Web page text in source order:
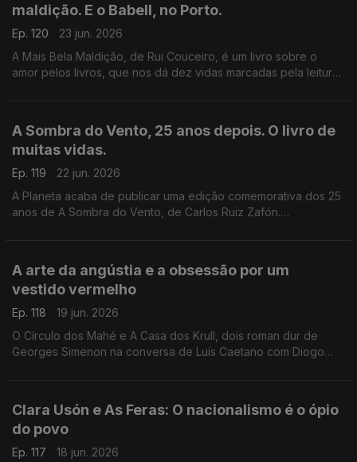
maldição. E o Babell, no Porto.
Ep. 120
23 jun. 2026
A Mais Bela Maldição, de Rui Couceiro, é um livro sobre o
amor pelos livros, que nos dá dez vidas marcadas pela leitura
Caetano, fala-se também do Festival Babell, que começa esta
quarta-feita no Porto, o maior investimento de sempre no
nosso país num evento literário, iniciativa da Livraria Lello.
A Sombra do Vento, 25 anos depois. O livro de
muitas vidas.
Ep. 119
22 jun. 2026
A Planeta acaba de publicar uma edição comemorativa dos 25
anos de A Sombra do Vento, de Carlos Ruiz Zafón.
das Ciências, em Lisboa.
A arte da angústia e a obsessão por um
vestido vermelho
Ep. 118
19 jun. 2026
O Círculo dos Mahé e A Casa dos Krull, dois roman dur de
Georges Simenon na conversa de Luís Caetano com Diogo
Clara Usón e As Feras: O nacionalismo é o ópio
do povo
Ep. 117
18 jun. 2026